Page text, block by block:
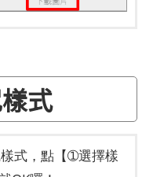
式
式，點【➀選擇樣